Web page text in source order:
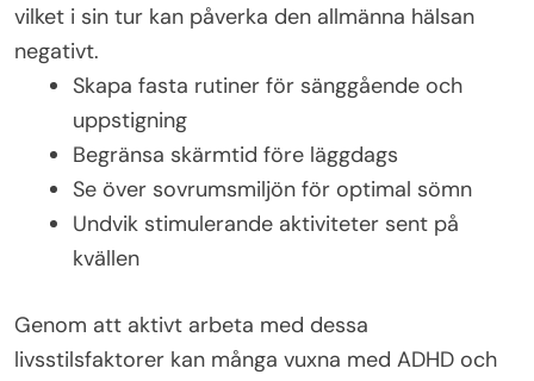
vilket i sin tur kan påverka den allmänna hälsan
negativt.
Skapa fasta rutiner för sänggående och
uppstigning
Begränsa skärmtid före läggdags
Se över sovrumsmiljön för optimal sömn
Undvik stimulerande aktiviteter sent på
kvällen
Genom att aktivt arbeta med dessa
livsstilsfaktorer kan många vuxna med ADHD och